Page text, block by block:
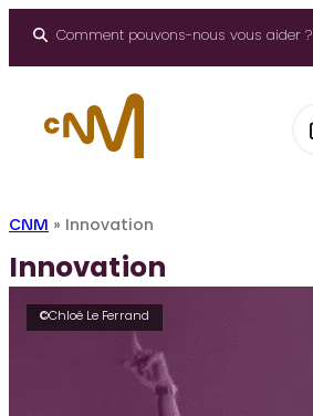
Comment pouvons-nous vous aider ?
CNM » Innovation
Innovation
©Chloé Le Ferrand